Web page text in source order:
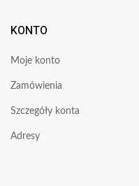
KONTO
Moje konto
Zamówienia
Szczegóły konta
Adresy